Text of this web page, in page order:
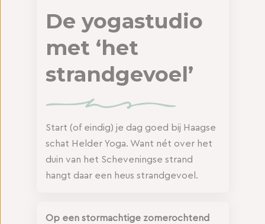
De yogastudio
met ‘het
strandgevoel’
Start (of eindig) je dag goed bij Haagse
schat Helder Yoga. Want nét over het
duin van het Scheveningse strand
hangt daar een heus strandgevoel.
Op een stormachtige zomerochtend